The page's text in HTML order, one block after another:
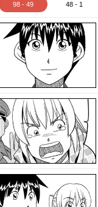
98 - 49 48 - 1